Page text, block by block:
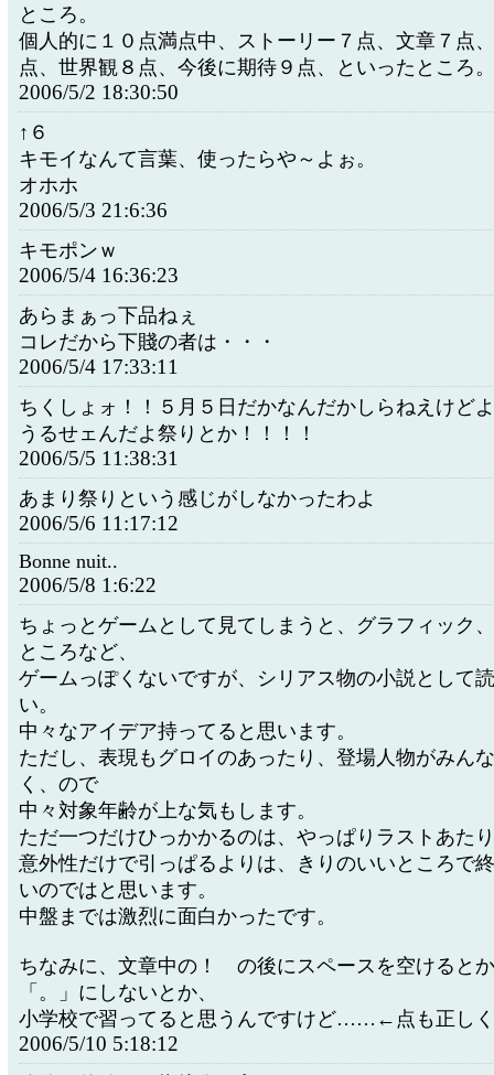
ところ。
個人的に１０点満点中、ストーリー７点、文章７点
点、世界観８点、今後に期待９点、といったところ。
2006/5/2 18:30:50
↑６
キモイなんて言葉、使ったらや～よぉ。
オホホ
2006/5/3 21:6:36
キモポンｗ
2006/5/4 16:36:23
あらまぁっ下品ねぇ
コレだから下賤の者は・・・
2006/5/4 17:33:11
ちくしょォ！！５月５日だかなんだかしらねえけど
うるせェんだよ祭りとか！！！！
2006/5/5 11:38:31
あまり祭りという感じがしなかったわよ
2006/5/6 11:17:12
Bonne nuit..
2006/5/8 1:6:22
ちょっとゲームとして見てしまうと、グラフィック
ところなど、
ゲームっぽくないですが、シリアス物の小説として
い。
中々なアイデア持ってると思います。
ただし、表現もグロイのあったり、登場人物がみん
く、ので
中々対象年齢が上な気もします。
ただ一つだけひっかかるのは、やっぱりラストあた
意外性だけで引っぱるよりは、きりのいいところで
いのではと思います。
中盤までは激烈に面白かったです。
ちなみに、文章中の！ の後にスペースを空けると
「。」にしないとか、
小学校で習ってると思うんですけど……←点も正し
2006/5/10 5:18:12